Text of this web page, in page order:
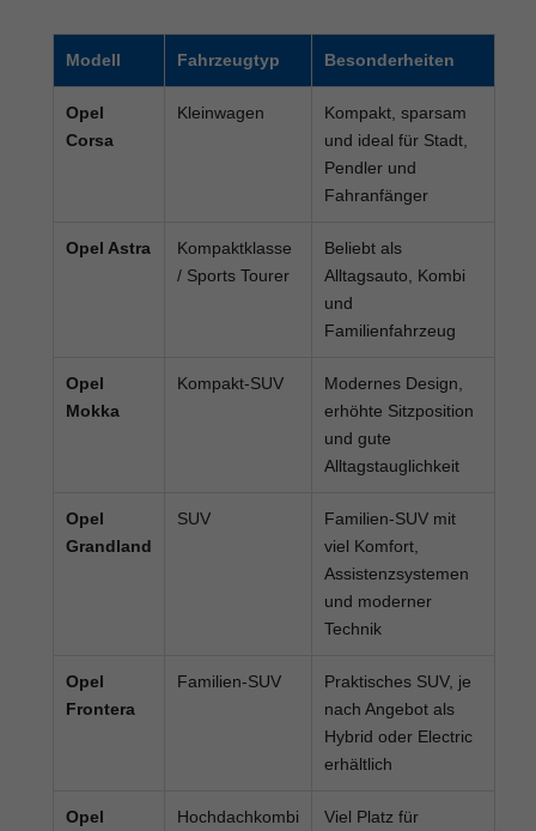
Modell Fahrzeugtyp Besonderheiten
Opel
Corsa
Kleinwagen
Kompakt, sparsam
und ideal für Stadt,
Pendler und
Fahranfänger
Opel Astra
Kompaktklasse
/ Sports Tourer
Beliebt als
Alltagsauto, Kombi
und
Familienfahrzeug
Opel
Mokka
Kompakt-SUV
Modernes Design,
erhöhte Sitzposition
und gute
Alltagstauglichkeit
Opel
Grandland
SUV
Familien-SUV mit
viel Komfort,
Assistenzsystemen
und moderner
Technik
Opel
Frontera
Familien-SUV
Praktisches SUV, je
nach Angebot als
Hybrid oder Electric
erhältlich
Opel
Hochdachkombi
Viel Platz für